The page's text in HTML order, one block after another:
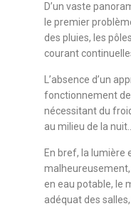
D’un vaste
le premier
des pluies, les
courant
L’absence d’un
fonctionnement
nécessitant du
au milieu de la nuit…
En bref, la lumière
en eau potable, le
adéquat des